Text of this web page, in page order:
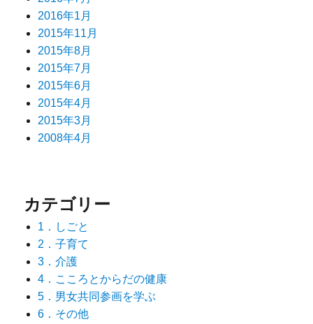
2016年1月
2015年11月
2015年8月
2015年7月
2015年6月
2015年4月
2015年3月
2008年4月
カテゴリー
1．しごと
2．子育て
3．介護
4．こころとからだの健康
5．男女共同参画を学ぶ
6．その他